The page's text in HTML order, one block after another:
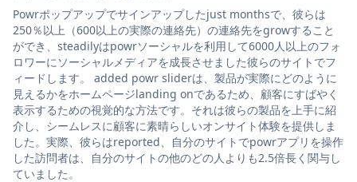
Powrポップアップでサインアップしたjust monthsで、彼らは
250％以上（600以上の実際の連絡先）の連絡先をgrowすること
ができ、steadilyはpowrソーシャルを利用して6000人以上のフォ
ロワーにソーシャルメディアを成長させました彼らのサイトでフ
ィードします。 added powr sliderは、製品が実際にどのように
見えるかをホームページlanding onであるため、顧客にすばやく
表示するための視覚的な方法です。それは彼らの製品を上手に紹
介し、シームレスに顧客に素晴らしいオンサイト体験を提供しま
した。実際、彼らはreported、自分のサイトでpowrアプリを操作
した訪問者は、自分のサイトの他のどの人よりも2.5倍長く関与し
ていました。